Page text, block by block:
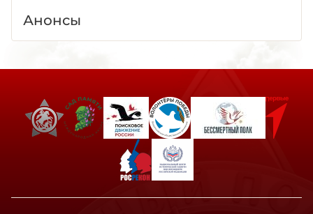
Анонсы